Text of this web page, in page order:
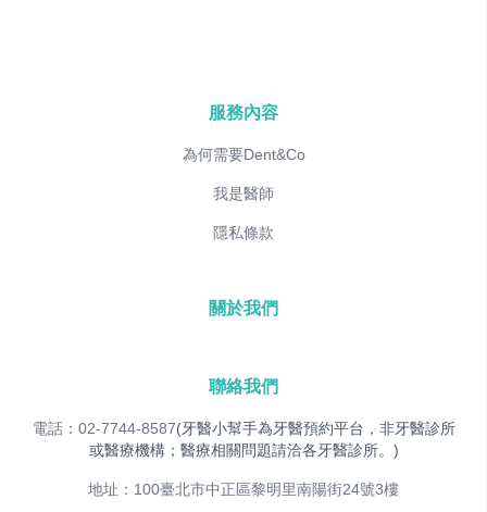
服務內容
為何需要Dent&Co
我是醫師
隱私條款
關於我們
聯絡我們
電話：02-7744-8587(牙醫小幫手為牙醫預約平台，非牙醫診所
或醫療機構；醫療相關問題請洽各牙醫診所。)
地址：100臺北市中正區黎明里南陽街24號3樓